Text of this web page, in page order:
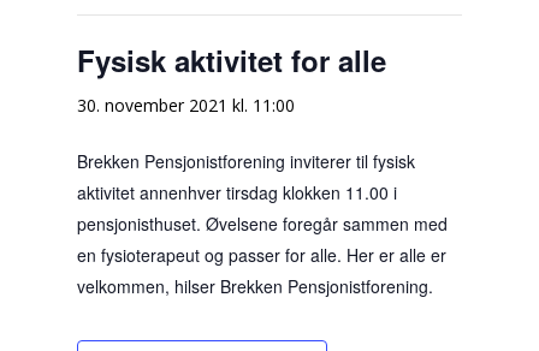
Fysisk aktivitet for alle
30. november 2021 kl. 11:00
Brekken Pensjonistforening inviterer til fysisk
aktivitet annenhver tirsdag klokken 11.00 i
pensjonisthuset. Øvelsene foregår sammen med
en fysioterapeut og passer for alle. Her er alle er
velkommen, hilser Brekken Pensjonistforening.